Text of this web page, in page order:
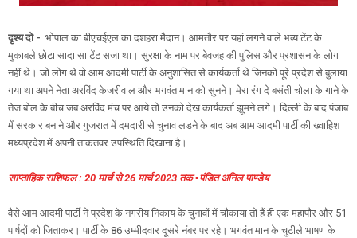
दृश्य दो - भोपाल का बीएचईएल का दशहरा मैदान। आमतौर पर यहां लगने वाले भव्य टेंट के
मुकाबले छोटा सादा सा टेंट सजा था। सुरक्षा के नाम पर बेवजह की पुलिस और प्रशासन के लोग
नहीं थे। जो लोग थे वो आम आदमी पार्टी के अनुशासित से कार्यकर्ता थे जिनको पूरे प्रदेश से बुलाया
गया था अपने नेता अरविंद केजरीवाल और भगवंत मान को सुनने। मेरा रंग दे बसंती चोला के गाने के
तेज बोल के बीच जब अरविंद मंच पर आये तो उनको देख कार्यकर्ता झूमने लगे। दिल्ली के बाद पंजाब
में सरकार बनाने और गुजरात में दमदारी से चुनाव लडने के बाद अब आम आदमी पार्टी की ख्वाहिश
मध्यप्रदेश में अपनी ताकतवर उपस्थिति दिखाना है।
साप्ताहिक राशिफल : 20 मार्च से 26 मार्च 2023 तक ▪️पंडित अनिल पाण्डेय
वैसे आम आदमी पार्टी ने प्रदेश के नगरीय निकाय के चुनावों में चौकाया तो हैं ही एक महापौर और 51
पार्षदों को जिताकर। पार्टी के 86 उम्मीदवार दूसरे नंबर पर रहे। भगवंत मान के चुटीले भाषण के